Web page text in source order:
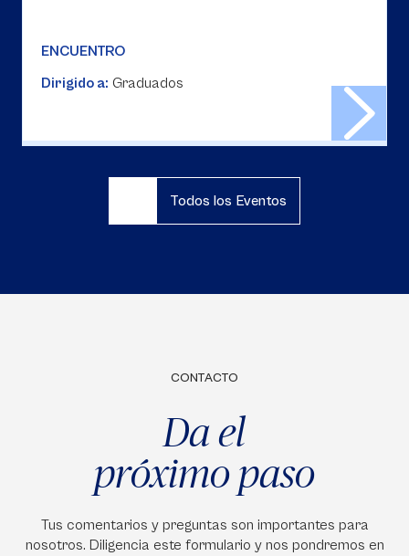
ENCUENTRO
Dirigido a: Graduados
Todos los Eventos
CONTACTO
Da el
próximo paso
Tus comentarios y preguntas son importantes para
nosotros. Diligencia este formulario y nos pondremos en